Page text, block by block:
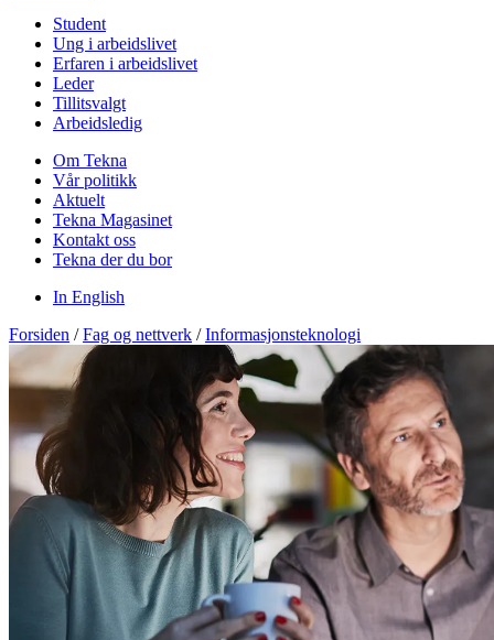
Student
Ung i arbeidslivet
Erfaren i arbeidslivet
Leder
Tillitsvalgt
Arbeidsledig
Om Tekna
Vår politikk
Aktuelt
Tekna Magasinet
Kontakt oss
Tekna der du bor
In English
Forsiden / Fag og nettverk / Informasjonsteknologi